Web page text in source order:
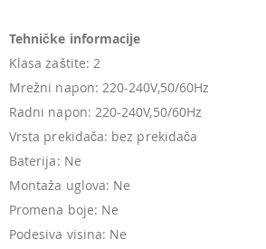
Tehničke informacije
Klasa zaštite: 2
Mrežni napon: 220-240V,50/60Hz
Radni napon: 220-240V,50/60Hz
Vrsta prekidača: bez prekidača
Baterija: Ne
Montaža uglova: Ne
Promena boje: Ne
Podesiva visina: Ne